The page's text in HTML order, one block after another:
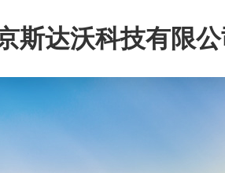
斯达沃科技有限